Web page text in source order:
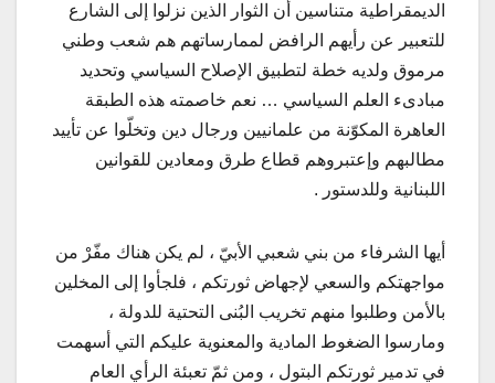
الديمقراطية متناسين أن الثوار الذين نزلوا إلى الشارع
للتعبير عن رأيهم الرافض لممارساتهم هم شعب وطني
مرموق ولديه خطة لتطبيق الإصلاح السياسي وتحديد
مبادىء العلم السياسي … نعم خاصمته هذه الطبقة
العاهرة المكوّنة من علمانيين ورجال دين وتخلّوا عن تأييد
مطالبهم وإعتبروهم قطاع طرق ومعادين للقوانين
اللبنانية وللدستور .
أيها الشرفاء من بني شعبي الأبيّ ، لم يكن هناك مفّرْ من
مواجهتكم والسعي لإجهاض ثورتكم ، فلجأوا إلى المخلين
بالأمن وطلبوا منهم تخريب البُنى التحتية للدولة ،
ومارسوا الضغوط المادية والمعنوية عليكم التي أسهمت
في تدمير ثورتكم البتول ، ومن ثمّ تعبئة الرأي العام